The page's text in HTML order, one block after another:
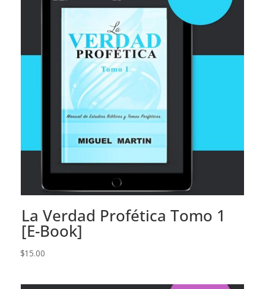
La Verdad Profética Tomo 1
[E-Book]
$15.00